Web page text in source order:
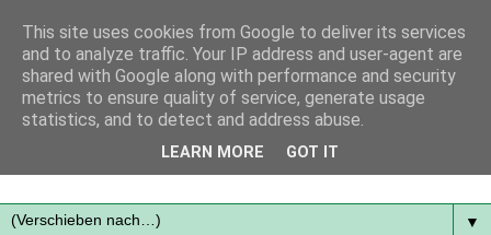
Mit frischen Themen aus der Region immer auf dem
▼
This site uses cookies from Google to deliver its services
and to analyze traffic. Your IP address and user-agent are
shared with Google along with performance and security
metrics to ensure quality of service, generate usage
statistics, and to detect and address abuse.
LEARN MORE GOT IT